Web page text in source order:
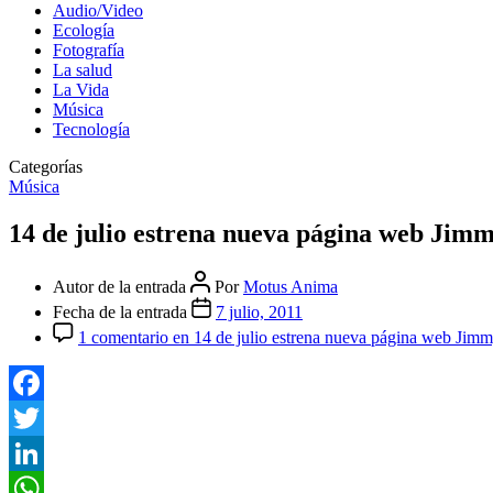
Audio/Video
Ecología
Fotografía
La salud
La Vida
Música
Tecnología
Categorías
Música
14 de julio estrena nueva página web
Autor de la entrada PorMotus Anima
Fecha de la entrada
7 julio, 2011
1 comentario en 14 de julio estrena nueva página web
Facebook
Twitter
LinkedIn